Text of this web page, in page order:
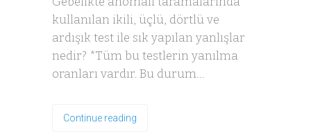
kullanılan ikili, üçlü, dörtlü ve
ardışık test ile sık yapılan yanlışlar
nedir? *Tüm bu testlerin yanılma
oranları vardır. Bu durum…
Continue reading